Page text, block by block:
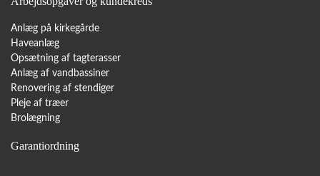
Anlæg på kirkegårde
Haveanlæg
Opsætning af tagterasser
Anlæg af vandbassiner
Renovering af stendiger
Pleje af træer
Brolægning
Garantiordning